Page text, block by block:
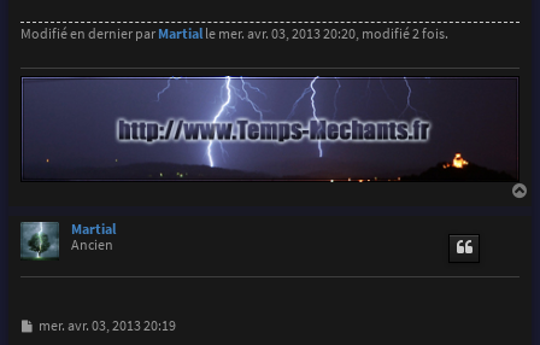
Modifié en dernier par Martialle mer. avr. 03, 2013 20:20, modifié 2 fois.
Martial
Ancien
M
mer. avr. 03, 2013 20:19